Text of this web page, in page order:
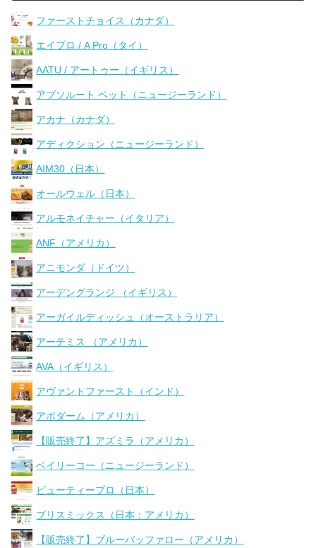
ファーストチョイス（カナダ）
エイプロ / A Pro（タイ）
AATU / アートゥー（イギリス）
アブソルート ペット（ニュージーランド）
アカナ（カナダ）
アディクション（ニュージーランド）
AIM30（日本）
オールウェル（日本）
アルモネイチャー（イタリア）
ANF（アメリカ）
アニモンダ（ドイツ）
アーデングランジ （イギリス）
アーガイルディッシュ（オーストラリア）
アーテミス （アメリカ）
AVA（イギリス）
アヴァントファースト（インド）
アボダーム（アメリカ）
【販売終了】アズミラ（アメリカ）
ベイリーコー（ニュージーランド）
ビューティープロ（日本）
ブリスミックス（日本：アメリカ）
【販売終了】ブルーバッファロー（アメリカ）